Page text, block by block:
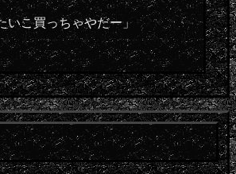
いこ買っちゃやだー」